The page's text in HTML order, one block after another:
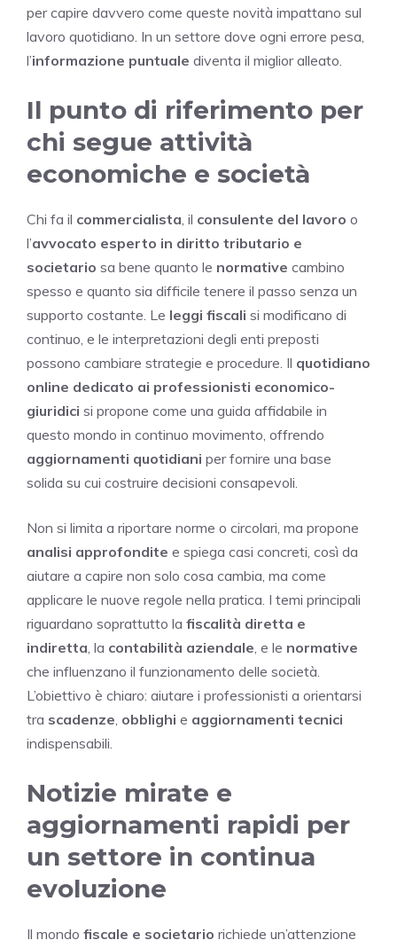
per capire davvero come queste novità impattano sul
lavoro quotidiano. In un settore dove ogni errore pesa,
l’informazione puntuale diventa il miglior alleato.
Il punto di riferimento per
chi segue attività
economiche e società
Chi fa il commercialista , il consulente del lavoro o
l’avvocato esperto in diritto tributario e
societario sa bene quanto le normative cambino
spesso e quanto sia difficile tenere il passo senza un
supporto costante. Le leggi fiscali si modificano di
continuo, e le interpretazioni degli enti preposti
possono cambiare strategie e procedure. Il quotidiano
online dedicato ai professionisti economico-
giuridici si propone come una guida affidabile in
questo mondo in continuo movimento, offrendo
aggiornamenti quotidiani per fornire una base
solida su cui costruire decisioni consapevoli.
Non si limita a riportare norme o circolari, ma propone
analisi approfondite e spiega casi concreti, così da
aiutare a capire non solo cosa cambia, ma come
applicare le nuove regole nella pratica. I temi principali
riguardano soprattutto la fiscalità diretta e
indiretta , la contabilità aziendale , e le normative
che influenzano il funzionamento delle società.
L’obiettivo è chiaro: aiutare i professionisti a orientarsi
tra scadenze obblighi e aggiornamenti tecnici
indispensabili.
Notizie mirate e
aggiornamenti rapidi per
un settore in continua
evoluzione
Il mondo fiscale e societario richiede un’attenzione